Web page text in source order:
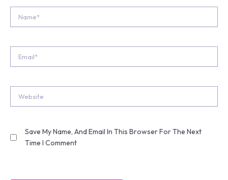
Save My Name, And Email In This Browser For The Next
Time I Comment